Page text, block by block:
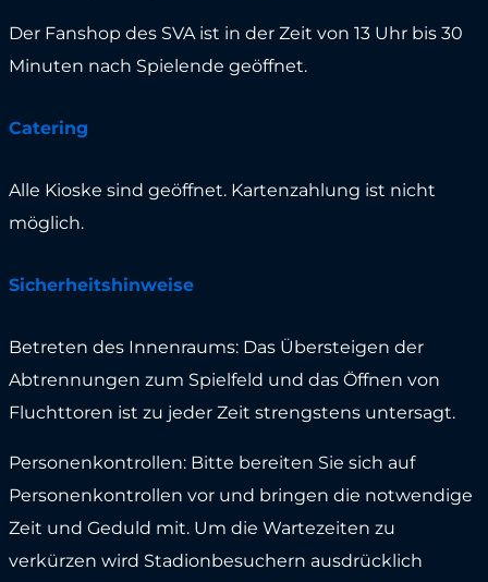
Der Fanshop des SVA ist in der Zeit von 13 Uhr bis 30
Minuten nach Spielende geöffnet.
Catering
Alle Kioske sind geöffnet. Kartenzahlung ist nicht
möglich.
Sicherheitshinweise
Betreten des Innenraums: Das Übersteigen der
Abtrennungen zum Spielfeld und das Öffnen von
Fluchttoren ist zu jeder Zeit strengstens untersagt.
Personenkontrollen: Bitte bereiten Sie sich auf
Personenkontrollen vor und bringen die notwendige
Zeit und Geduld mit. Um die Wartezeiten zu
verkürzen wird Stadionbesuchern ausdrücklich